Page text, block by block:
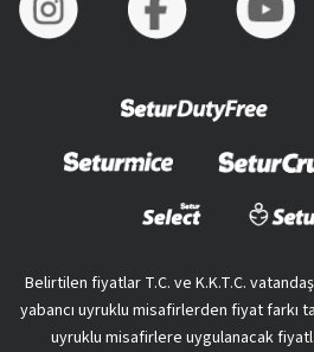
Belirtilen fiyatlar T.C. ve K.K.T.C.
yabancı uyruklu misafirlerden fiyat farkı
uyruklu misafirlere uygulanacak